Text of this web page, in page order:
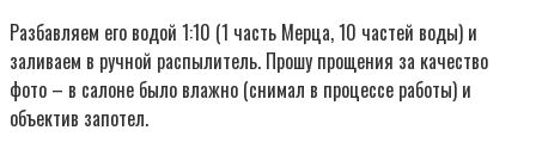
Разбавляем его водой 1:10 (1 часть Мерца, 10 частей воды) и
заливаем в ручной распылитель. Прошу прощения за качество
фото – в салоне было влажно (снимал в процессе работы) и
объектив запотел.